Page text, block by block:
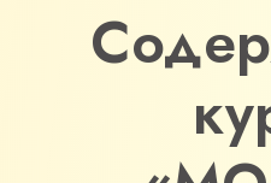
При оформлении заявки
Вы получите
22 000
БЕСПЛАТНО